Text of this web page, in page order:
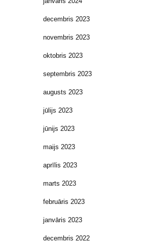
decembris 2023
novembris 2023
oktobris 2023
septembris 2023
augusts 2023
jūlijs 2023
jūnijs 2023
maijs 2023
aprīlis 2023
marts 2023
februāris 2023
janvāris 2023
decembris 2022